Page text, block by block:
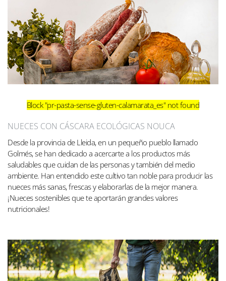
Block "pr-pasta-sense-gluten-calamarata_es"not found
NUECES CON CÁSCARA ECOLÓGICAS NOUCA
Desde la provincia de Lleida, en un pequeño pueblo llamado
Golmés, se han dedicado a acercarte a los productos más
saludables que cuidan de las personas y también del medio
ambiente. Han entendido este cultivo tan noble para producir las
nueces más sanas, frescas y elaborarlas de la mejor manera.
¡Nueces sostenibles que te aportarán grandes valores
nutricionales!